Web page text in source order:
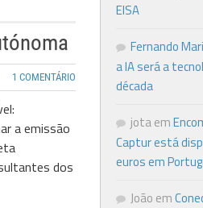
1 COMENTÁRIO
a emissão
dos
EISA
Fernando
a IA será a
década
jotaem
Captur está
euros em
João em